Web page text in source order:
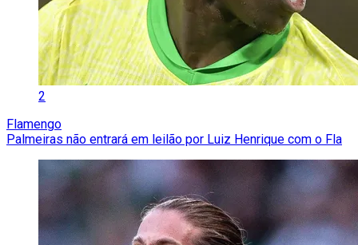
2
Flamengo
Palmeiras não entrará em leilão por Luiz Henrique com o Fla